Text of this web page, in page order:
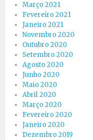
Março 2021
Fevereiro 2021
Janeiro 2021
Novembro 2020
Outubro 2020
Setembro 2020
Agosto 2020
Junho 2020
Maio 2020
Abril 2020
Março 2020
Fevereiro 2020
Janeiro 2020
Dezembro 2019